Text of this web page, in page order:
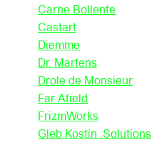
Carne Bollente
Castart
Diemme
Dr. Martens
Drole de Monsieur
Far Afield
FrizmWorks
Gleb Kostin .Solutions